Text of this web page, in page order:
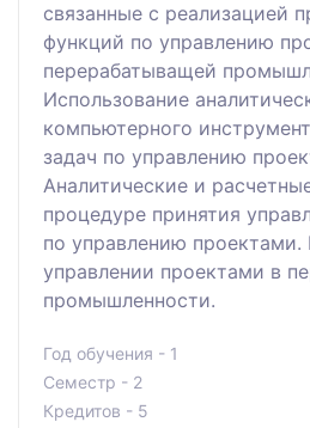
связанные с реализацией
функций по управлению
перерабатыващей
Использование
компьютерного
задач по управлению
Аналитические и
процедуре принятия
по управлению проектами.
управлении проектами в
промышленности.
Год обучения - 1
Семестр - 2
Кредитов - 5